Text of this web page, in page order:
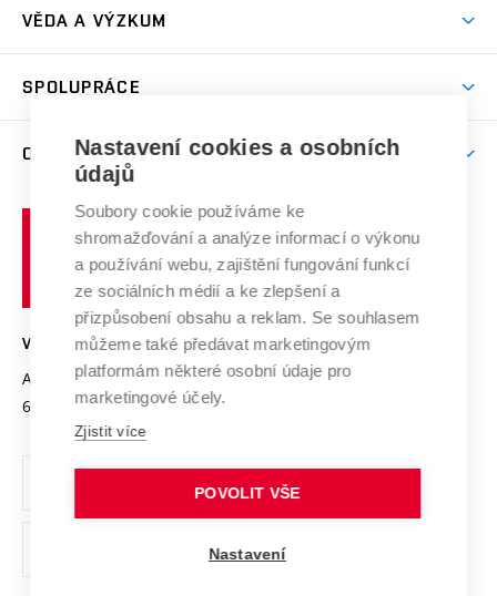
Sport na VUT
Dny otevřených dveří
Celoživotní vzdělávání
E-přihláška
Harmonogram akademického roku
Závěrečné práce
Doktorské studium
Zpracování osobních údajů studentů
Sociální bezpečí
Studium bez bariér
Podpora podnikání
VĚDA A VÝZKUM
Mezinárodní vědecká rada
Systém zajišťování kvality výzkumu
Výzkumné infrastruktury
Transfer znalostí
Open Science
Projekty
Projekty ze strukturálních fondů
Specifický výzkum
SPOLUPRÁCE
Zahraniční spolupráce
Spolupráce se školami
Služby univerzity
Mezinárodní dohody
Univerzitní sítě
O UNIVERZITĚ
Profil univerzity
Udržitelná univerzita
Podnikavá univerzita / ContriBUTe
Bezpečná univerzita
Vyznamenání
Organizační struktura
Ochrana osobních údajů
odkaz)
učení
technické
VYSOKÉ UČENÍ TECHNICKÉ V BRNĚ
Antonínská 548/1
602 00 Brno
www.vut.cz
vut@vutbr.cz
Nastavení cookies a osobních
údajů
Soubory cookie používáme ke
shromažďování a analýze informací o výkonu
a používání webu, zajištění fungování funkcí
ze sociálních médií a ke zlepšení a
přizpůsobení obsahu a reklam. Se souhlasem
můžeme také předávat marketingovým
platformám některé osobní údaje pro
marketingové účely.
Zjistit více
POVOLIT VŠE
Nastavení